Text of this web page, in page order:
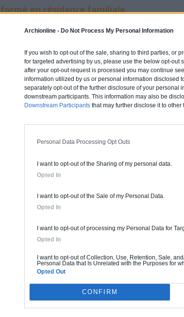
Archionline - Do Not Process My Personal Information
If you wish to opt-out of the sale, sharing to third parties, or
for targeted advertising by us, please use the below opt-out
after your opt-out request is processed you may continue
information utilized by us or personal information disclosed
separately opt-out of the further disclosure of your personal
downstream participants. This information may also be
Downstream Participants that may further disclose it to other
Personal Data Processing Opt Outs
I want to opt-out of the Sharing of my personal data.
Opted In
I want to opt-out of the Sale of my Personal Data.
Opted In
I want to opt-out of processing my Personal Data for
Opted In
I want to opt-out of Collection, Use, Retention, Sale,
Personal Data that Is Unrelated with the Purposes for
Opted Out
CONFIRM
en résidence familiale
de maison est certainement la plus
vue
Une maison gigantesque dans les arbres !